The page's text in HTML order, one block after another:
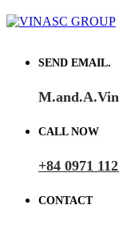
SEND EMAIL.
CALL NOW
+84 0971
CONTACT